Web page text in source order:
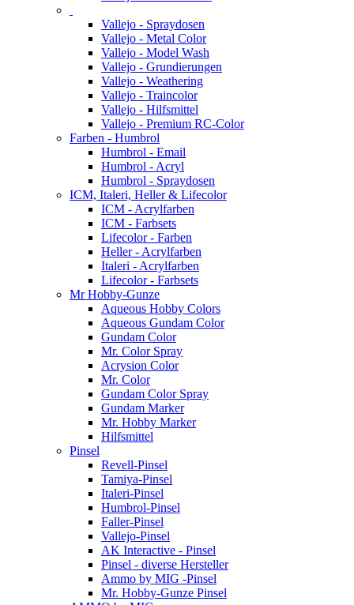
Vallejo - Spraydosen
Vallejo - Metal Color
Vallejo - Model Wash
Vallejo - Grundierungen
Vallejo - Weathering
Vallejo - Traincolor
Vallejo - Hilfsmittel
Vallejo - Premium RC-Color
Farben - Humbrol
Humbrol - Email
Humbrol - Acryl
Humbrol - Spraydosen
ICM, Italeri, Heller & Lifecolor
ICM - Acrylfarben
ICM - Farbsets
Lifecolor - Farben
Heller - Acrylfarben
Italeri - Acrylfarben
Lifecolor - Farbsets
Mr Hobby-Gunze
Aqueous Hobby Colors
Aqueous Gundam Color
Gundam Color
Mr. Color Spray
Acrysion Color
Mr. Color
Gundam Color Spray
Gundam Marker
Mr. Hobby Marker
Hilfsmittel
Pinsel
Revell-Pinsel
Tamiya-Pinsel
Italeri-Pinsel
Humbrol-Pinsel
Faller-Pinsel
Vallejo-Pinsel
AK Interactive - Pinsel
Pinsel - diverse Hersteller
Ammo by MIG -Pinsel
Mr. Hobby-Gunze Pinsel